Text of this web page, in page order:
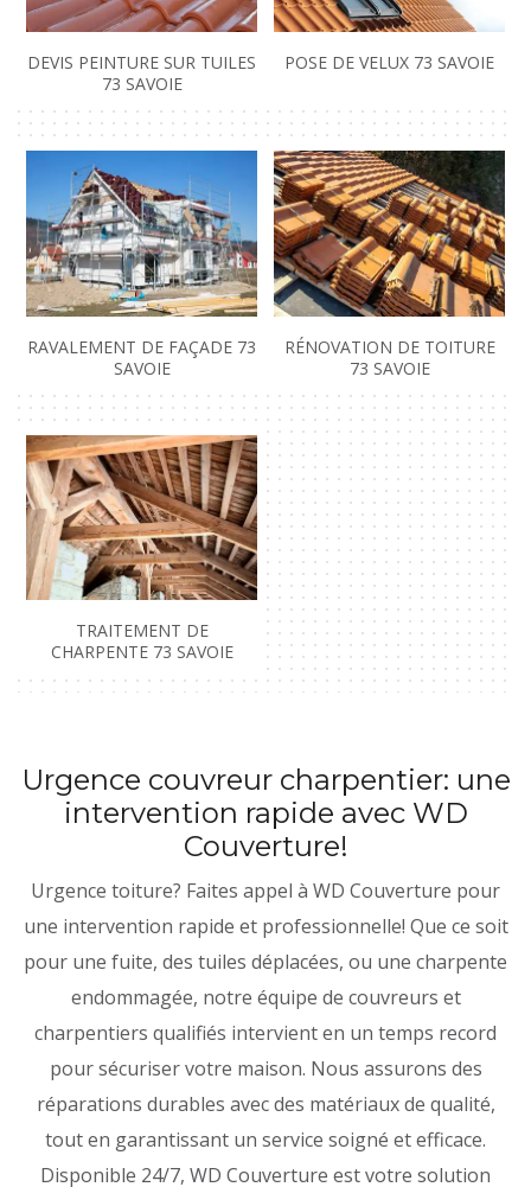
DEVIS PEINTURE SUR TUILES
73 SAVOIE
POSE DE VELUX 73 SAVOIE
RAVALEMENT DE FAÇADE 73
SAVOIE
RÉNOVATION DE TOITURE
73 SAVOIE
TRAITEMENT DE
CHARPENTE 73 SAVOIE
Urgence couvreur charpentier: une
intervention rapide avec WD
Couverture!
Urgence toiture? Faites appel à WD Couverture pour
une intervention rapide et professionnelle! Que ce soit
pour une fuite, des tuiles déplacées, ou une charpente
endommagée, notre équipe de couvreurs et
charpentiers qualifiés intervient en un temps record
pour sécuriser votre maison. Nous assurons des
réparations durables avec des matériaux de qualité,
tout en garantissant un service soigné et efficace.
Disponible 24/7, WD Couverture est votre solution